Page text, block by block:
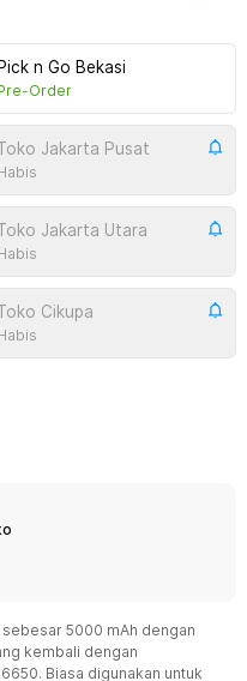
Pick n Go Bekasi
Order
Jakarta Pusat
Jakarta Utara
Cikupa
5000 mAh dengan
kembali dengan
Biasa digunakan untuk